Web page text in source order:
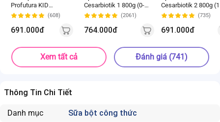
Profutura KID
Cesarbiotik 3 800g
(608)
691.000đ
Cesarbiotik 1 800g (0-
12 tháng)
(2061)
764.000đ
Cesarbiotik 2 800g
24 tháng)
(735)
691.000đ
Xem tất cả Đánh giá (741)
Thông Tin Chi Tiết
Danh mục
Sữa bột công thức